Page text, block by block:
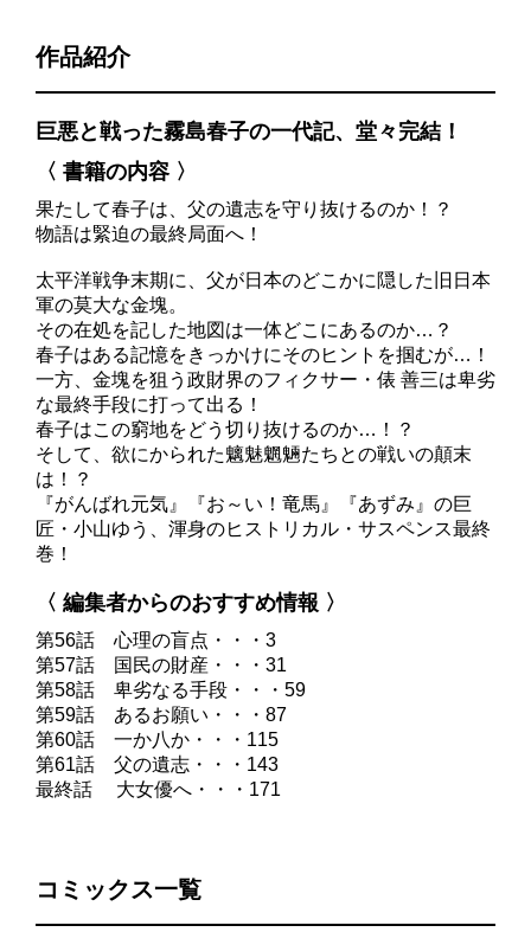
作品紹介
巨悪と戦った霧島春子の一代記、堂々完結！
〈 書籍の内容 〉
果たして春子は、父の遺志を守り抜けるのか！？
物語は緊迫の最終局面へ！
太平洋戦争末期に、父が日本のどこかに隠した旧日本
軍の莫大な金塊。
その在処を記した地図は一体どこにあるのか…？
春子はある記憶をきっかけにそのヒントを掴むが…！
一方、金塊を狙う政財界のフィクサー・俵 善三は卑劣
な最終手段に打って出る！
春子はこの窮地をどう切り抜けるのか…！？
そして、欲にかられた魑魅魍魎たちとの戦いの顛末
は！？
『がんばれ元気』『お～い！竜馬』『あずみ』の巨
匠・小山ゆう、渾身のヒストリカル・サスペンス最終
巻！
〈 編集者からのおすすめ情報 〉
第56話 心理の盲点・・・3
第57話 国民の財産・・・31
第58話 卑劣なる手段・・・59
第59話 あるお願い・・・87
第60話 一か八か・・・115
第61話 父の遺志・・・143
最終話 大女優へ・・・171
コミックス一覧